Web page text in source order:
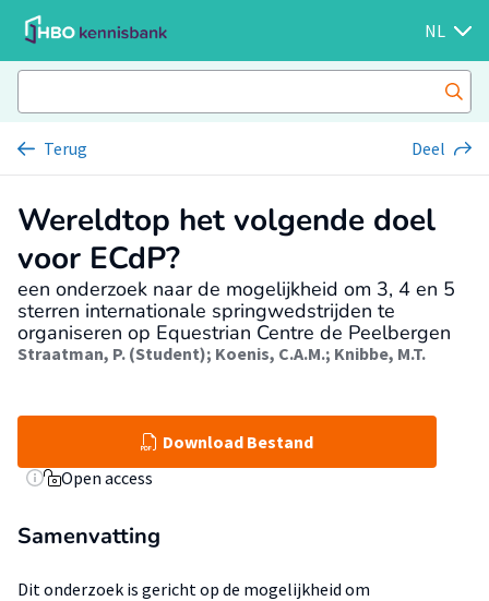
NL
Terug Deel
Wereldtop het volgende doel
voor ECdP?
een onderzoek naar de mogelijkheid om 3, 4 en 5
sterren internationale springwedstrijden te
organiseren op Equestrian Centre de Peelbergen
Straatman, P. (Student); Koenis, C.A.M.; Knibbe, M.T.
Download Bestand
Open access
Samenvatting
Dit onderzoek is gericht op de mogelijkheid om